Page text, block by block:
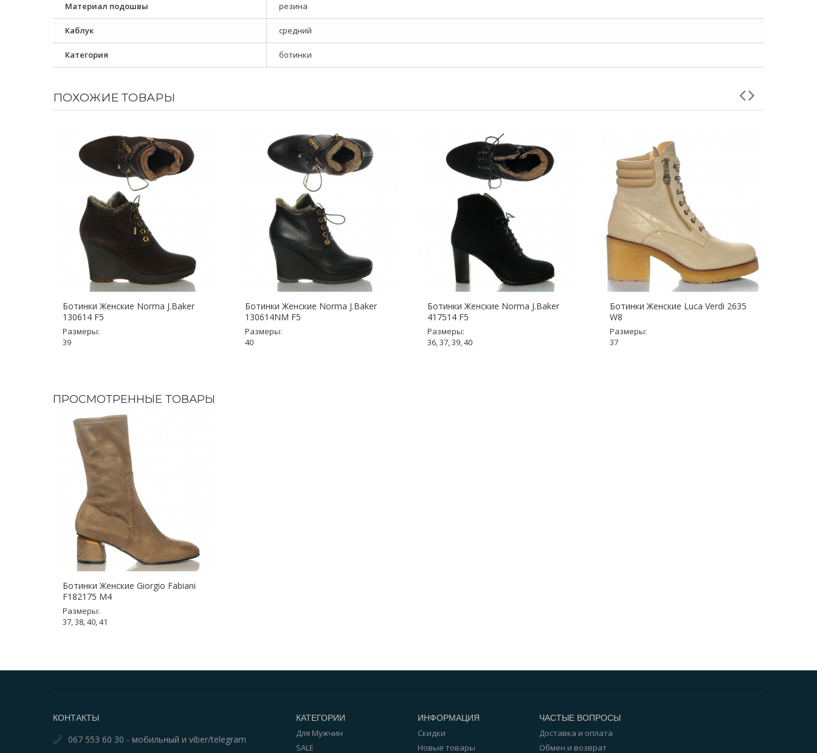
Материал подошвы резина
Каблук средний
Категория ботинки
ПОХОЖИЕ ТОВАРЫ
Ботинки Женские Norma J.Baker
130614 F5
Размеры:
39
Ботинки Женские Norma J.Baker
130614NM F5
Размеры:
40
Ботинки Женские Norma J.Baker
417514 F5
Размеры:
36, 37, 39, 40
Ботинки Женские Luca Verdi 2635
W8
Размеры:
37
ПРОСМОТРЕННЫЕ ТОВАРЫ
Ботинки Женские Giorgio Fabiani
F182175 M4
Размеры:
37, 38, 40, 41
КОНТАКТЫ
067 553 60 30 - мобильный и viber/telegram
КАТЕГОРИИ
Для Мужчин
SALE
ИНФОРМАЦИЯ
Скидки
Новые товары
ЧАСТЫЕ ВОПРОСЫ
Доставка и оплата
Обмен и возврат